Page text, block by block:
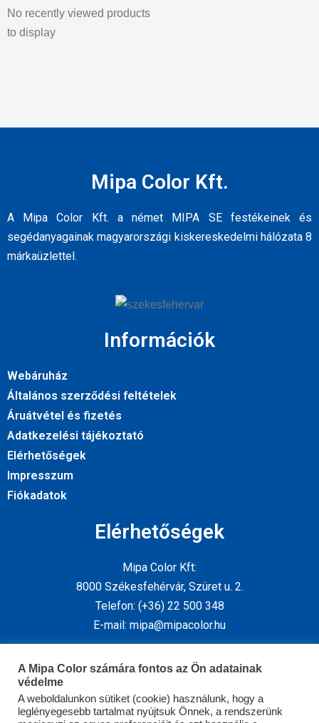
No recently viewed products
to display
Mipa Color Kft.
A Mipa Color Kft. a német MIPA SE festékeinek és
segédanyagainak magyarországi kiskereskedelmi hálózata 8
márkaüzlettel.
Információk
Webáruház
Általános szerződési feltételek
Áruátvétel és fizetés
Adatkezelési tájékoztató
Elérhetőségek
Impresszum
Fiókadatok
Elérhetőségek
Mipa Color Kft:
8000 Székesfehérvár, Szüret u. 2.
Telefon: (+36) 22 500 348
E-mail: mipa@mipacolor.hu
Kövess minket
A Mipa Color számára fontos az Ön adatainak
védelme
A weboldalunkon sütiket (cookie) használunk, hogy a
leglényegesebb tartalmat nyújtsuk Önnek, a rendszerünk